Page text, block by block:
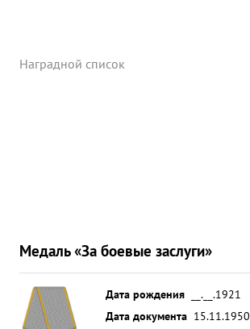
Наградной список
Медаль «За боевые заслуги»
Дата рождения
__.__.1921
Дата документа 15.11.1950